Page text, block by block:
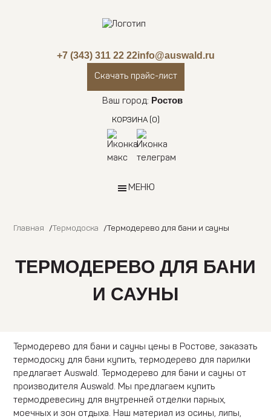
+7 (343) 311 22 22info@auswald.ru
Скачать прайс-лист
Ваш город: Ростов
КОРЗИНА (0)
МЕНЮ
Главная Термодоска Термодерево для бани и сауны
ТЕРМОДЕРЕВО ДЛЯ БАНИ
И САУНЫ
Термодерево для бани и сауны цены в Ростове, заказать
термодоску для бани купить, термодерево для парилки
предлагает Auswald. Термодерево для бани и сауны от
производителя Auswald. Мы предлагаем купить
термодревесину для внутренней отделки парных,
моечных и зон отдыха. Наш материал из осины, липы,